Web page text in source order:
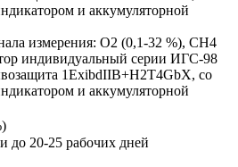
измерения: О2 (0,1-32 %), СН4
индивидуальный серии ИГС-98
1ExibdIIB+H2T4GbX, со
и аккумуляторной
до 20-25 рабочих дней